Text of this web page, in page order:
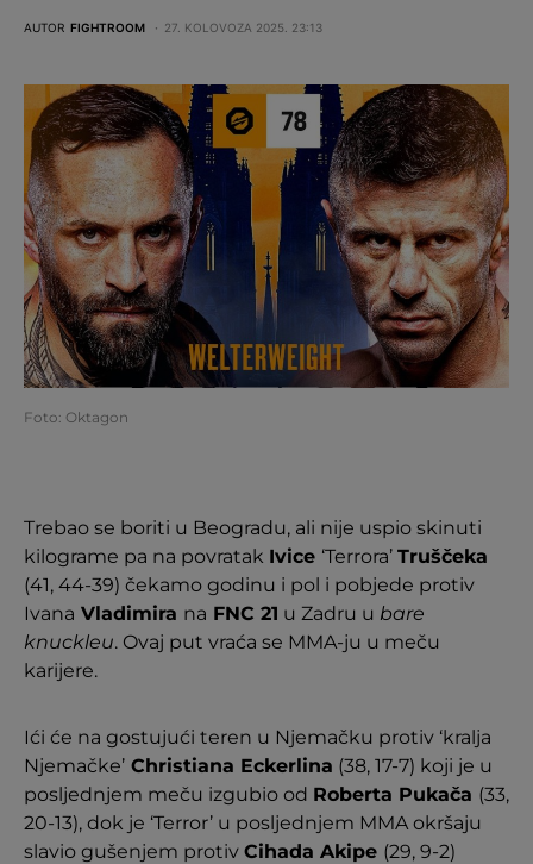
AUTOR FIGHTROOM 27. KOLOVOZA 2025. 23:13
Foto: Oktagon
Trebao se boriti u Beogradu, ali nije uspio skinuti
kilograme pa na povratak Ivice ‘Terrora’ Truščeka
(41, 44-39) čekamo godinu i pol i pobjede protiv
Ivana Vladimira na FNC 21 u Zadru u bare
knuckleu. Ovaj put vraća se MMA-ju u meču
karijere.
Ići će na gostujući teren u Njemačku protiv ‘kralja
Njemačke’ Christiana Eckerlina (38, 17-7) koji je u
posljednjem meču izgubio od Roberta Pukača (33,
20-13), dok je ‘Terror’ u posljednjem MMA okršaju
slavio gušenjem protiv Cihada Akipe (29, 9-2)